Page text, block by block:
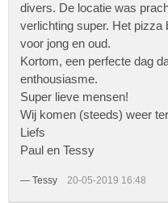
divers. De locatie was
verlichting super. Het
voor jong en oud.
Kortom, een perfecte dag
enthousiasme.
Super lieve mensen!
Wij komen (steeds) weer
Liefs
Paul en Tessy
— Tessy 20-05-2019 16:48